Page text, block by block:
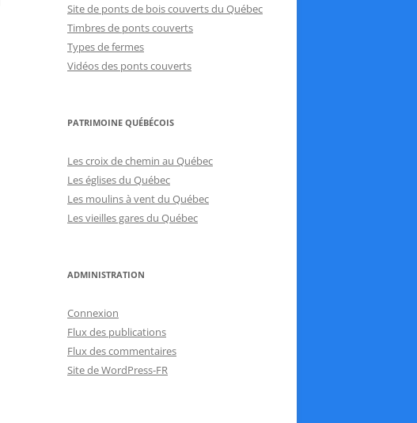
Site de ponts de bois couverts du Québec
Timbres de ponts couverts
Types de fermes
Vidéos des ponts couverts
PATRIMOINE QUÉBÉCOIS
Les croix de chemin au Québec
Les églises du Québec
Les moulins à vent du Québec
Les vieilles gares du Québec
ADMINISTRATION
Connexion
Flux des publications
Flux des commentaires
Site de WordPress-FR